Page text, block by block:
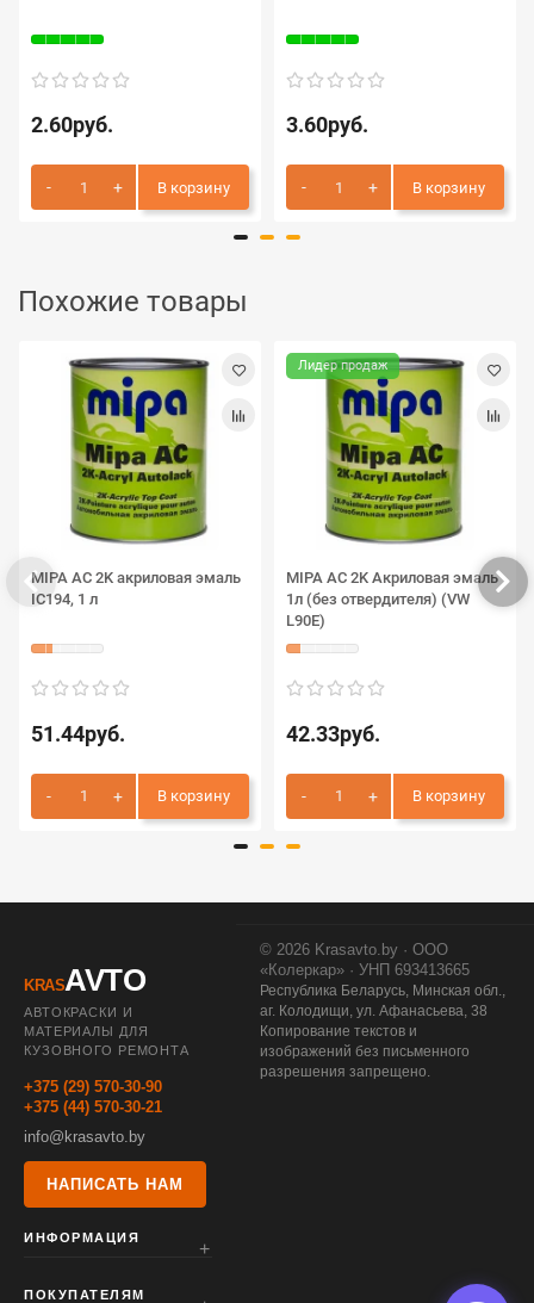
2.60руб.
В корзину
3.60руб.
В корзину
Похожие товары
MIPA AC 2K акриловая эмаль
IC194, 1 л
51.44руб.
В корзину
Лидер продаж
MIPA AC 2K Акриловая эмаль
1л (без отвердителя) (VW
L90E)
42.33руб.
В корзину
KRASAVTO
АВТОКРАСКИ И
МАТЕРИАЛЫ ДЛЯ
КУЗОВНОГО РЕМОНТА
+375 (29) 570-30-90
+375 (44) 570-30-21
info@krasavto.by
НАПИСАТЬ НАМ
ИНФОРМАЦИЯ
ПОКУПАТЕЛЯМ
© 2026 Krasavto.by · ООО
«Колеркар» · УНП 693413665
Республика Беларусь, Минская обл.,
аг. Колодищи, ул. Афанасьева, 38
Копирование текстов и
изображений без письменного
разрешения запрещено.